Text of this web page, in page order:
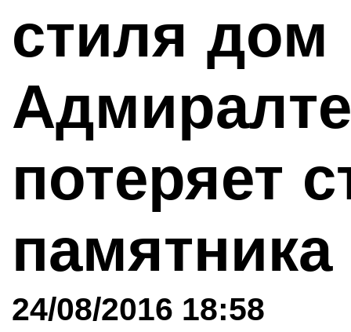
стиля дом
потеряет
памятника
24/08/2016 18:58